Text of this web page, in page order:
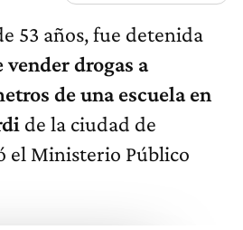
53 años, fue detenida
vender drogas a
de una escuela en
de la ciudad de
el Ministerio Público